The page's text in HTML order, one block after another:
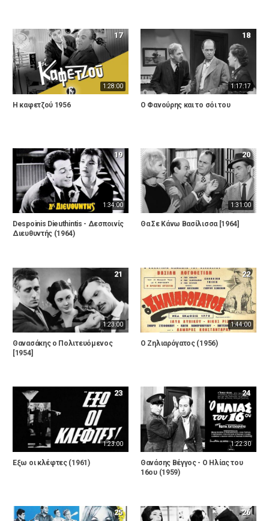
1:28:00
17
Η καφετζού 1956
1:17:17
18
Ο Φανούρης και το σόι του
1:34:00
19
Despoinis Dieuthintis - Δεσποινίς
Διευθυντής (1964)
1:31:00
20
Θα Σε Κάνω Βασίλισσα [1964]
1:23:00
21
Θανασάκης ο Πολιτευόμενος
[1954]
1:44:00
22
Ο Ζηλιαρόγατος (1956)
1:23:00
23
Εξω οι κλέφτες (1961)
1:22:30
24
Θανάσης Βέγγος - Ο Ηλίας του
16ου (1959)
25 26